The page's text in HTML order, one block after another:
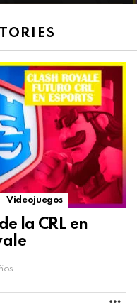
Videojuegos
la CRL en